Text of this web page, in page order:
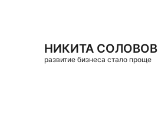
НИКИТА СОЛОВОВ
развитие бизнеса стало проще